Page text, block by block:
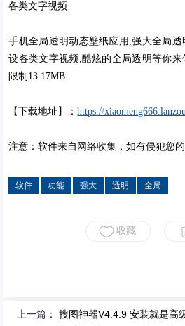
各类文字视频
手机全局透明动态壁纸应用,强大全局
设各类文字视频,酷炫的全局透明等你
限制13.17MB
【下载地址】：https://xiaomeng666.lanz
注意：软件来自网络收集，如有侵犯您
软件 功能 强大 透明 全局
上一篇：搜图神器V4.4.9 安装就是高